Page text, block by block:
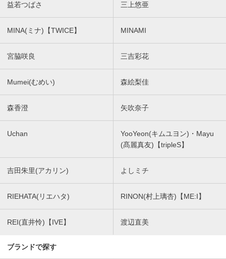
益若つばさ 三上悠亜
MINA(ミナ)【TWICE】 MINAMI
宮脇咲良 三吉彩花
Mumei(むめい) 森絵梨佳
森香澄 矢吹奈子
Uchan
YooYeon(キムユヨン)・Mayu
(髙麗真友)【tripleS】
吉田朱里(アカリン) よしミチ
RIEHATA(リエハタ) RINON(村上璃杏)【ME:I】
REI(直井怜)【IVE】 渡辺直美
ブランドで探す